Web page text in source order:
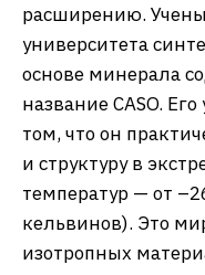
расширению.
университета
основе минерала
название CASO.
том, что он
и структуру в
температур — от
кельвинов). Это
изотропных